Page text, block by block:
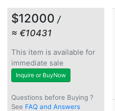
$12000 /
≈ €10431
This item is available for
immediate sale
Inquire or BuyNow
Questions before Buying ?
See FAQ and Answers